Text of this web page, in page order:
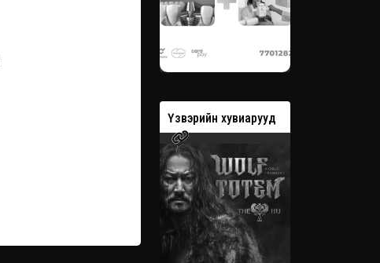
Үзвэрийн хувиарууд